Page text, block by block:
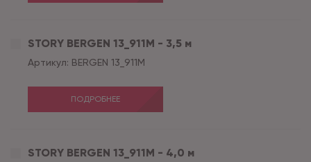
STORY BERGEN 13_911M - 3,5 м
Артикул: BERGEN 13_911M
ПОДРОБНЕЕ
STORY BERGEN 13_911M - 4,0 м